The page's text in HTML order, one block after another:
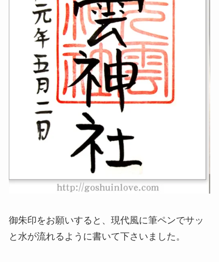
御朱印をお願いすると、現代風に筆ペンでサッ
と水が流れるように書いて下さいました。